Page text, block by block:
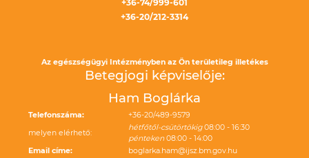
+36-74/999-601
+36-20/212-3314
Az egészségügyi Intézményben az Ön területileg illetékes
Betegjogi képviselője:
Ham Boglárka
Telefonszáma:
+36-20/489-9579
melyen elérhető:
hétfőtől-csütörtökig08:00 - 16:30
pénteken08:00 - 14:00
Email címe:
boglarka.ham@ijsz.bm.gov.hu